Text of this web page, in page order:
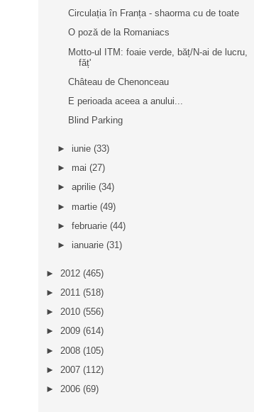
Circulația în Franța - shaorma cu de toate
O poză de la Romaniacs
Motto-ul ITM: foaie verde, băț/N-ai de lucru,
făț'
Château de Chenonceau
E perioada aceea a anului...
Blind Parking
► iunie (33)
► mai (27)
► aprilie (34)
► martie (49)
► februarie (44)
► ianuarie (31)
► 2012 (465)
► 2011 (518)
► 2010 (556)
► 2009 (614)
► 2008 (105)
► 2007 (112)
► 2006 (69)